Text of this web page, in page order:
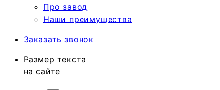
Про завод
Наши преимущества
Заказать звонок
Размер текста
на сайте